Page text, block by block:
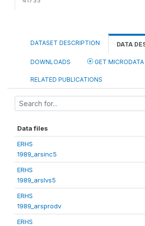
DATASET DESCRIPTION DATA
DOWNLOADS GET MICRODATA
RELATED PUBLICATIONS
Data files
ERHS
1989_arsinc5
ERHS
1989_arslvs5
ERHS
1989_arsprodv
ERHS